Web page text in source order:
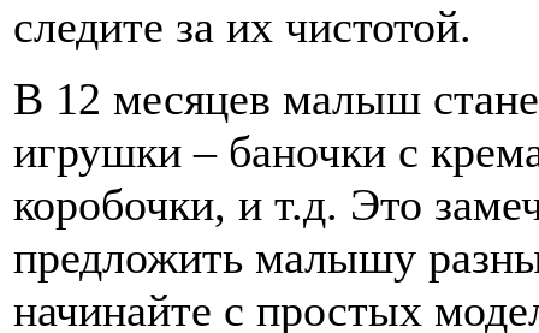
следите за их чистотой.
В 12 месяцев малыш
игрушки – баночки с
коробочки, и т.д. Это
предложить малышу
начинайте с простых